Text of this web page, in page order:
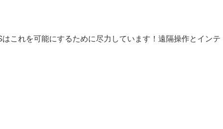
これを可能にするために尽力しています！遠隔操作とインテ